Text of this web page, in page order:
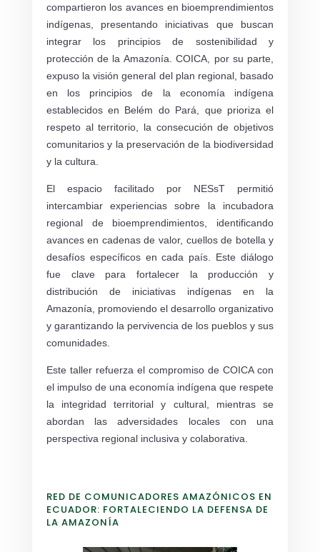
compartieron los avances en bioemprendimientos
indígenas, presentando iniciativas que buscan
integrar los principios de sostenibilidad y
protección de la Amazonía. COICA, por su parte,
expuso la visión general del plan regional, basado
en los principios de la economía indígena
establecidos en Belém do Pará, que prioriza el
respeto al territorio, la consecución de objetivos
comunitarios y la preservación de la biodiversidad
y la cultura.
El espacio facilitado por NESsT permitió
intercambiar experiencias sobre la incubadora
regional de bioemprendimientos, identificando
avances en cadenas de valor, cuellos de botella y
desafíos específicos en cada país. Este diálogo
fue clave para fortalecer la producción y
distribución de iniciativas indígenas en la
Amazonía, promoviendo el desarrollo organizativo
y garantizando la pervivencia de los pueblos y sus
comunidades.
Este taller refuerza el compromiso de COICA con
el impulso de una economía indígena que respete
la integridad territorial y cultural, mientras se
abordan las adversidades locales con una
perspectiva regional inclusiva y colaborativa.
RED DE COMUNICADORES AMAZÓNICOS EN
ECUADOR: FORTALECIENDO LA DEFENSA DE
LA AMAZONÍA